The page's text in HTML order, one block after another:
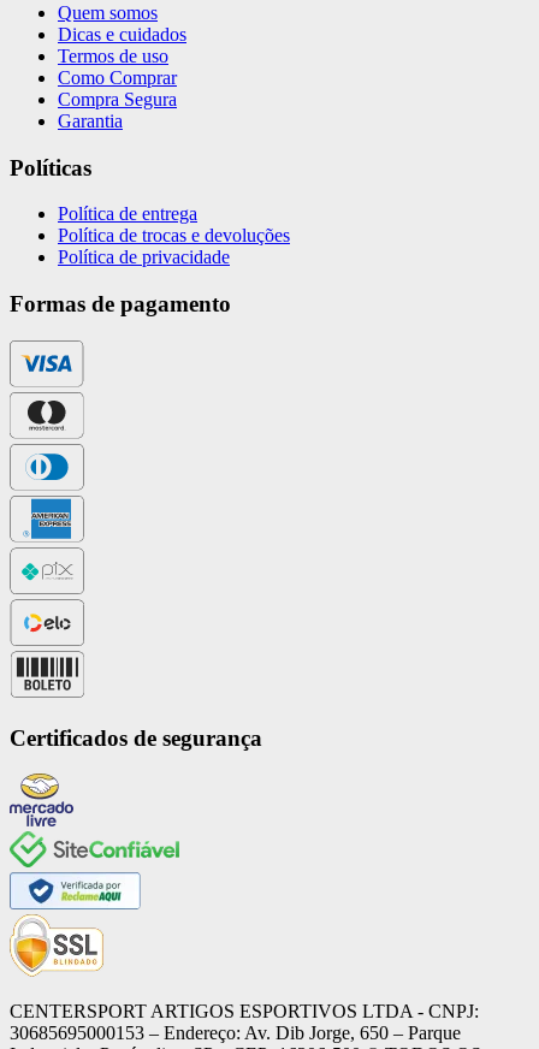
Quem somos
Dicas e cuidados
Termos de uso
Como Comprar
Compra Segura
Garantia
Políticas
Política de entrega
Política de trocas e devoluções
Política de privacidade
Formas de pagamento
Certificados de segurança
CENTERSPORT ARTIGOS ESPORTIVOS LTDA - CNPJ:
30685695000153 – Endereço: Av. Dib Jorge, 650 – Parque